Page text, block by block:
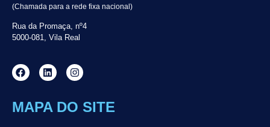
(Chamada para a rede fixa nacional)
Rua da Promaça, nº4
5000-081, Vila Real
MAPA DO SITE